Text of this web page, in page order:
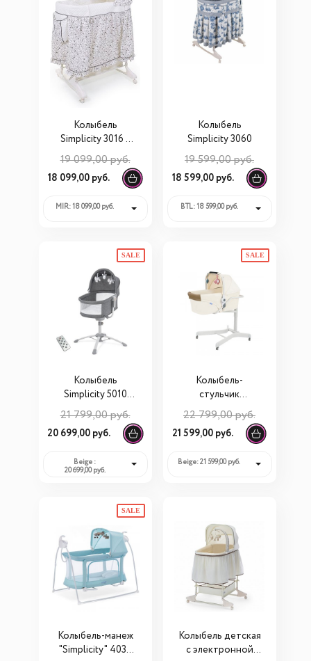
Колыбель
Simplicity 3016 с
электронной
системой
укачивания
19 099,00 руб.
18 099,00 руб.
MIR: 18 099,00 руб.
Колыбель
Simplicity 3060
19 599,00 руб.
18 599,00 руб.
BTL: 18 599,00 руб.
SALE
Колыбель
Simplicity 5010
Elite
21 799,00 руб.
20 699,00 руб.
Beige :
20 699,00 руб.
SALE
Колыбель-
стульчик
"Simplicity" 3000
Elite 5 в 1
22 799,00 руб.
21 599,00 руб.
Beige: 21 599,00 руб.
SALE
Колыбель-манеж
"Simplicity" 4030
Колыбель детская
с электронной